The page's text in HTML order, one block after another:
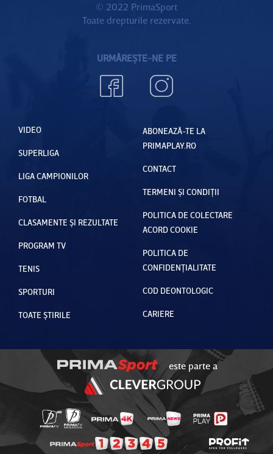
© 2022 PrimaSport
Toate drepturile rezervate.
URMĂREȘTE-NE PE
VIDEO
SUPERLIGA
LIGA CAMPIONILOR
FOTBAL
CLASAMENTE ȘI REZULTATE
PROGRAM TV
TENIS
SPORTURI
TOATE ȘTIRILE
ABONEAZĂ-TE LA
PRIMAPLAY.RO
CONTACT
TERMENI ȘI CONDIȚII
POLITICA DE COLECTARE
ACORD COOKIE
POLITICA DE
CONFIDENȚIALITATE
COD DEONTOLOGIC
CARIERE
este parte a